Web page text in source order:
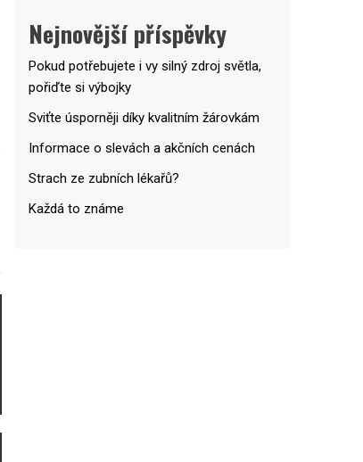
Nejnovější příspěvky
Pokud potřebujete i vy silný zdroj světla,
pořiďte si výbojky
Sviťte úsporněji díky kvalitním žárovkám
Informace o slevách a akčních cenách
Strach ze zubních lékařů?
Každá to známe